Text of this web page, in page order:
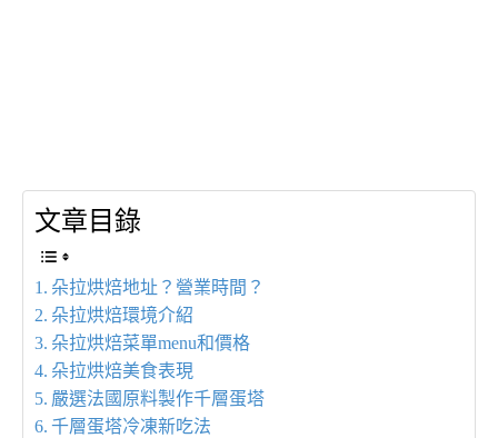
文章目錄
朵拉烘焙地址？營業時間？
朵拉烘焙環境介紹
朵拉烘焙菜單menu和價格
朵拉烘焙美食表現
嚴選法國原料製作千層蛋塔
千層蛋塔冷凍新吃法